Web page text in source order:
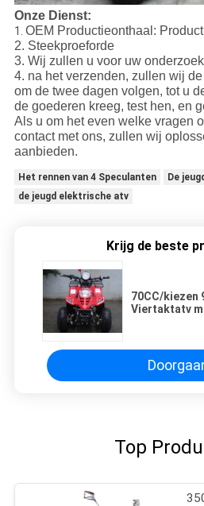
Onze Dienst:
1. OEM Productieonthaal:
2. Steekproeforde
3. Wij zullen u voor uw
4. na het verzenden, zullen wij
om de twee dagen volgen, tot u
de goederen kreeg, test hen, en
Als u om het even welke vragen
contact met ons, zullen wij
aanbieden.
Het rennen van 4 Speculanten
De
de jeugd elektrische atv
Krijg de beste
70CC/kiezen
Viertaktatv
Top